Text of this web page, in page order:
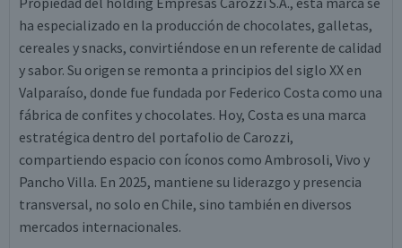
ha especializado en la producción de chocolates, galletas,
cereales y snacks, convirtiéndose en un referente de calidad
y sabor. Su origen se remonta a principios del siglo XX en
Valparaíso, donde fue fundada por Federico Costa como una
fábrica de confites y chocolates. Hoy, Costa es una marca
estratégica dentro del portafolio de Carozzi,
compartiendo espacio con íconos como Ambrosoli, Vivo y
Pancho Villa. En 2025, mantiene su liderazgo y presencia
transversal, no solo en Chile, sino también en diversos
mercados internacionales.